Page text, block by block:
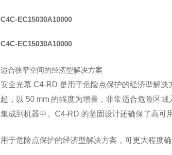
C4C-EC15030A10000
C4C-EC15030A10000
适合狭窄空间的经济型解决方案
安全光幕 C4-RD 是用于危险点保护的经济型解
起，以 50 mm 的幅度为增量，非常适合危险区
集成到机器中。C4-RD 的坚固设计还确保了高可
用于危险点保护的经济型解决方案，可更大程度